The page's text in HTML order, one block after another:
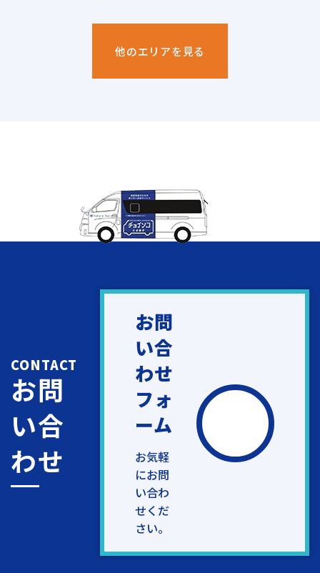
他のエリアを見る
CONTACT
お問
い合
わせ
お問
い合
わせ
フォ
ーム
お気軽
にお問
い合わ
せくだ
さい。